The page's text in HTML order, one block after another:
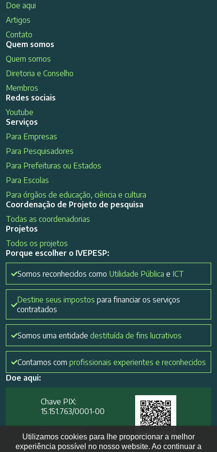
Doe aqui
Artigos
Contato
Quem somos
Quem somos
Diretoria e Conselho
Membros
Redes sociais
Youtube
Serviços
Para Empresas
Para Pesquisadores
Para Prefeituras ou Estados
Para Escolas
Para órgãos de educação, ciência e cultura
Coordenação de Projeto de pesquisa
Todas as coordenadorias
Projetos
Todos os projetos
Porque escolher o IVEPESP:
Somos reconhecidos como Utilidade Pública e ICT
Destine seus impostos para financiar os serviços
contratados
Somos uma entidade destituída de fins lucrativos
Contamos com profissionais experientes e reconhecidos
Doe aqui:
Chave PIX:
15.151.763/0001-00​
Utilizamos cookies para lhe proporcionar a melhor
experiência possível no nosso website. Ao continuar a